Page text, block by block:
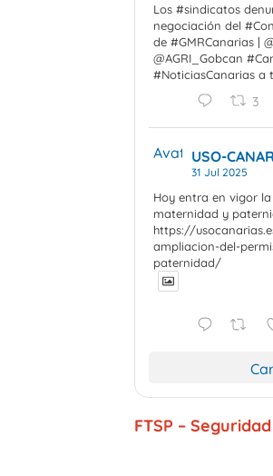
Los #sindicatos
negociación del
de #GMRCanarias |
@AGRI_Gobcan
#NoticiasCanarias a
3
AvatarUSO-
31 Jul 2025
Hoy entra en vigor
maternidad y
https://
ampliacion-del-
paternidad/
FTSP – Seguridad